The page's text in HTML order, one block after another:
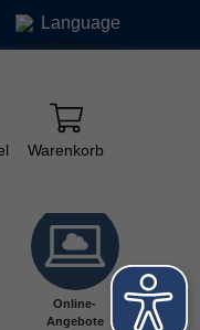
Language
Warenkorb
Online-
Angebote